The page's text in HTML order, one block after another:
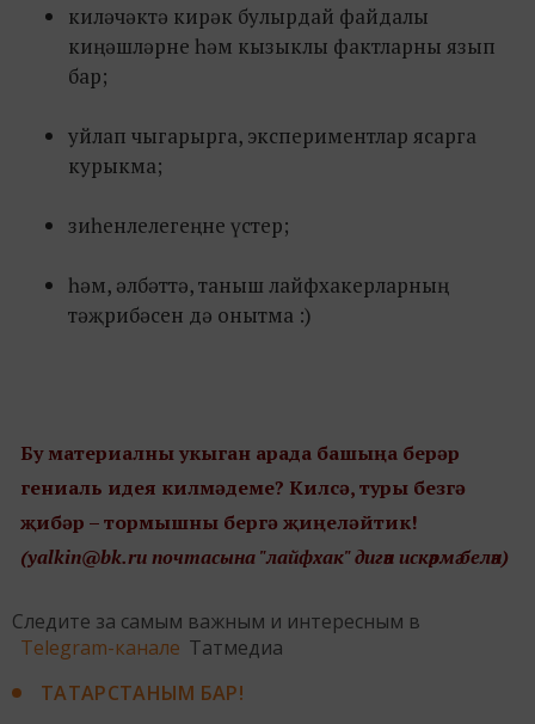
киләчәктә кирәк булырдай файдалы
киңәшләрне һәм кызыклы фактларны язып
бар;
уйлап чыгарырга, экспериментлар ясарга
курыкма;
зиһенлелегеңне үстер;
һәм, әлбәттә, таныш лайфхакерларның
тәҗрибәсен дә онытма :)
Бу материалны укыган арада башыңа берәр
гениаль идея килмәдеме? Килсә, туры безгә
җибәр – тормышны бергә җиңеләйтик!
(yalkin@bk.ru почтасына "лайфхак" дигән искәрмә белән)
Следите за самым важным и интересным в
Telegram-канале Татмедиа
ТАТАРСТАНЫМ БАР!